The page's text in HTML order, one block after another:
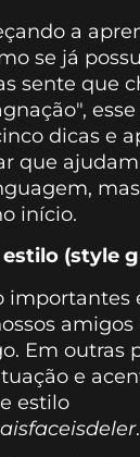
a
se já
sente que
dicas e
que
início.
estilo (style
importantes
amigos
Em outras
e
estilo
.